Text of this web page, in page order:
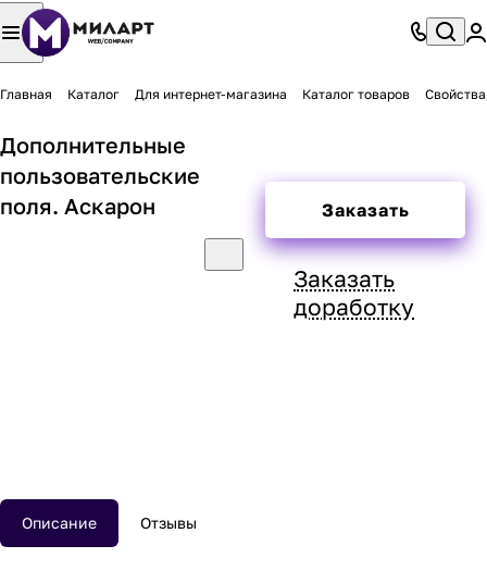
Главная Каталог Для интернет-магазина Каталог товаров
Дополнительные
пользовательские
поля. Аскарон
Заказать
Заказать
доработку
Описание Отзывы